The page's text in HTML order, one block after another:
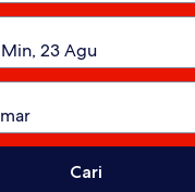
Cari